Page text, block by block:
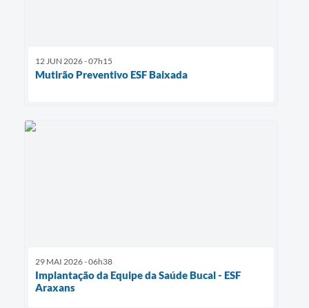
12 JUN 2026 - 07h15
Mutirão Preventivo ESF Baixada
29 MAI 2026 - 06h38
Implantação da Equipe da Saúde Bucal - ESF
Araxans